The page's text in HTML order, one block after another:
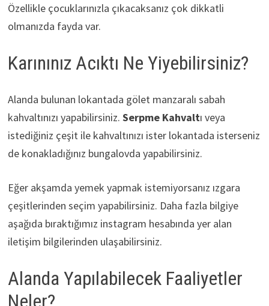
Özellikle çocuklarınızla çıkacaksanız çok dikkatli
olmanızda fayda var.
Karınınız Acıktı Ne Yiyebilirsiniz?
Alanda bulunan lokantada gölet manzaralı sabah
kahvaltınızı yapabilirsiniz. Serpme Kahvaltı veya
istediğiniz çeşit ile kahvaltınızı ister lokantada isterseniz
de konakladığınız bungalovda yapabilirsiniz.
Eğer akşamda yemek yapmak istemiyorsanız ızgara
çeşitlerinden seçim yapabilirsiniz. Daha fazla bilgiye
aşağıda bıraktığımız instagram hesabında yer alan
iletişim bilgilerinden ulaşabilirsiniz.
Alanda Yapılabilecek Faaliyetler
Neler?